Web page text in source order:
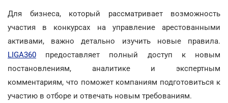
Для бизнеса, который рассматривает возможность
участия в конкурсах на управление арестованными
активами, важно детально изучить новые правила.
LIGA360 предоставляет полный доступ к новым
постановлениям, аналитике и экспертным
комментариям, что поможет компаниям подготовиться к
участию в отборе и отвечать новым требованиям.